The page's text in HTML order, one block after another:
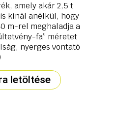
amely akár 2,5 t
kínál anélkül, hogy
m-rel meghaladja a
fa” méretet
nyerges vontató
letöltése